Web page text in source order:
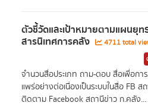
ตัวชี้วัดและเป้าหมายตามแผนยุ
สารนิเทศการคลัง 4711 total
จำนวนสื่อประเภท ถาม-ตอบ สื่อเพื่อกา
แพร่อย่างต่อเนื่องเป็นระบบในสื่อ FB
ติดตาม Facebook สถานีข่าว ก.คลัง...